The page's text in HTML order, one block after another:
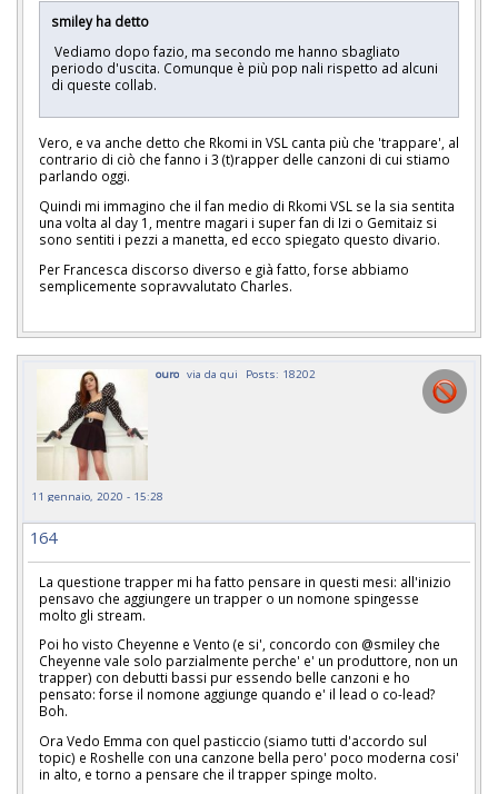
smiley ha detto
Vediamo dopo fazio, ma secondo me hanno sbagliato
periodo d'uscita. Comunque è più pop nali rispetto ad alcuni
di queste collab.
Vero, e va anche detto che Rkomi in VSL canta più che 'trappare', al
contrario di ciò che fanno i 3 (t)rapper delle canzoni di cui stiamo
parlando oggi.
Quindi mi immagino che il fan medio di Rkomi VSL se la sia sentita
una volta al day 1, mentre magari i super fan di Izi o Gemitaiz si
sono sentiti i pezzi a manetta, ed ecco spiegato questo divario.
Per Francesca discorso diverso e già fatto, forse abbiamo
semplicemente sopravvalutato Charles.
ouro via da qui Posts: 18202
11 gennaio, 2020 - 15:28
164
La questione trapper mi ha fatto pensare in questi mesi: all'inizio
pensavo che aggiungere un trapper o un nomone spingesse
molto gli stream.
Poi ho visto Cheyenne e Vento (e si', concordo con @smiley che
Cheyenne vale solo parzialmente perche' e' un produttore, non un
trapper) con debutti bassi pur essendo belle canzoni e ho
pensato: forse il nomone aggiunge quando e' il lead o co-lead?
Boh.
Ora Vedo Emma con quel pasticcio (siamo tutti d'accordo sul
topic) e Roshelle con una canzone bella pero' poco moderna cosi'
in alto, e torno a pensare che il trapper spinge molto.